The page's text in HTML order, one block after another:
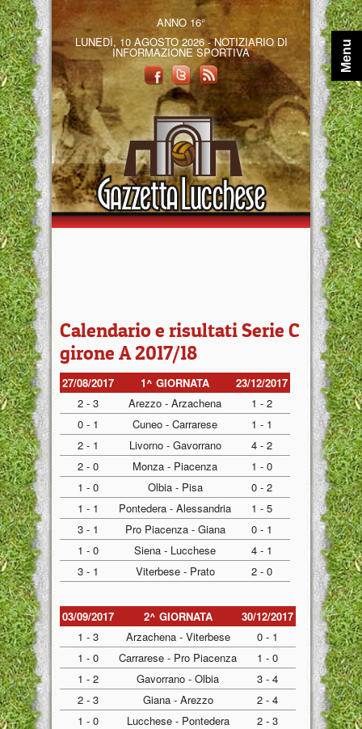
ANNO 16°
LUNEDÌ, 10 AGOSTO 2026 - NOTIZIARIO DI
INFORMAZIONE SPORTIVA
Calendario e risultati Serie C
girone A 2017/18
27/08/2017 1^ GIORNATA
23/12/2017
2 - 3
Arezzo - Arzachena
1 - 2
0 - 1
Cuneo - Carrarese
1 - 1
2 - 1
Livorno - Gavorrano
4 - 2
2 - 0
Monza - Piacenza
1 - 0
1 - 0
Olbia - Pisa
0 - 2
1 - 1
Pontedera - Alessandria
1 - 5
3 - 1
Pro Piacenza - Giana
0 - 1
1 - 0
Siena - Lucchese
4 - 1
3 - 1
Viterbese - Prato 2 - 0
03/09/2017 2^ GIORNATA
30/12/2017
1 - 3
Arzachena - Viterbese
0 - 1
1 - 0
Carrarese - Pro Piacenza
1 - 0
1 - 2
Gavorrano - Olbia
3 - 4
2 - 3
Giana - Arezzo
2 - 4
1 - 0
Lucchese - Pontedera
2 - 3
Menu